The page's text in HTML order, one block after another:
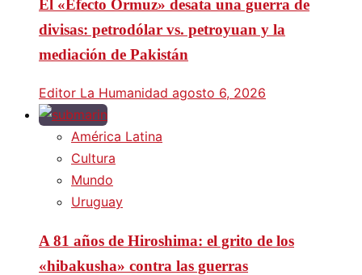
El «Efecto Ormuz» desata una guerra de
divisas: petrodólar vs. petroyuan y la
mediación de Pakistán
Editor La Humanidad agosto 6, 2026
América Latina
Cultura
Mundo
Uruguay
A 81 años de Hiroshima: el grito de los
«hibakusha» contra las guerras